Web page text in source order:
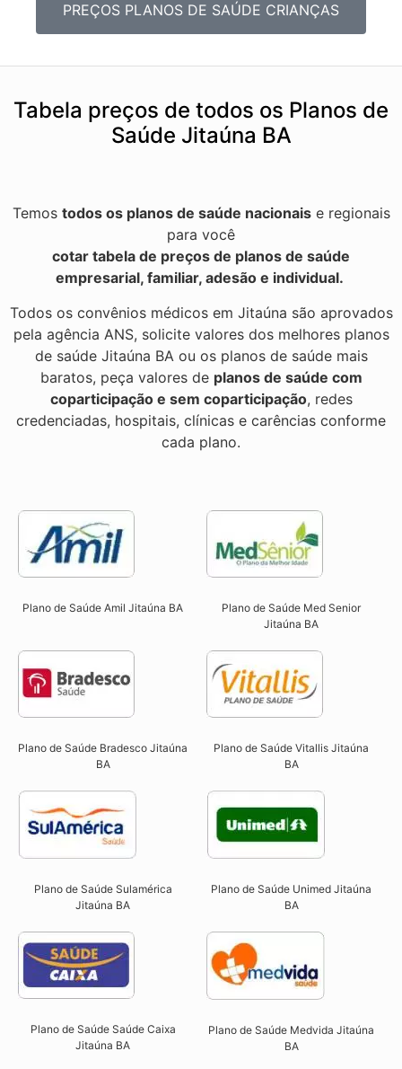
PREÇOS PLANOS DE SAÚDE CRIANÇAS
Tabela preços de todos os Planos de
Saúde Jitaúna BA
Temos todos os planos de saúde nacionaise regionais
para você
cotar tabela de preços de planos de saúde
empresarial, familiar, adesão e individual.
Todos os convênios médicos em Jitaúna são aprovados
pela agência ANS, solicite valores dos melhores planos
de saúde Jitaúna BA ou os planos de saúde mais
baratos, peça valores de planos de saúde com
coparticipação e sem coparticipação, redes
credenciadas, hospitais, clínicas e carências conforme
cada plano.
Plano de Saúde Amil Jitaúna BA
Plano de Saúde Med Senior
Jitaúna BA
Plano de Saúde Bradesco Jitaúna
BA
Plano de Saúde Vitallis Jitaúna
BA
Plano de Saúde Sulamérica
Jitaúna BA
Plano de Saúde Unimed Jitaúna
BA
Plano de Saúde Saúde Caixa
Jitaúna BA​
Plano de Saúde Medvida Jitaúna
BA